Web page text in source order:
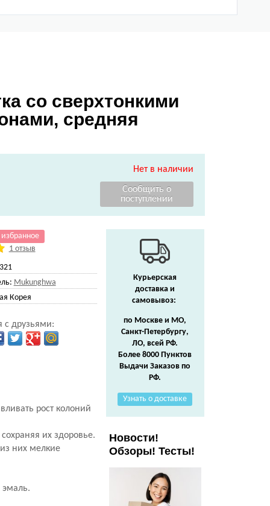
со сверхтонкими
средняя
Нет в наличии
1 отзыв
Mukunghwa
Корея
с друзьями:
рост колоний
их здоровье.
них мелкие
эмаль.
Курьерская
доставка и
самовывоз:
по Москве и МО,
Санкт-Петербургу,
ЛО, всей РФ.
Более 8000 Пунктов
Выдачи Заказов по
РФ.
Узнать о доставке
Новости!
Обзоры! Тесты!